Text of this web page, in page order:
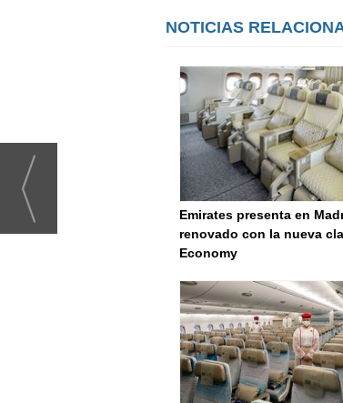
NOTICIAS
Emirates presenta en
renovado con la nueva
Economy